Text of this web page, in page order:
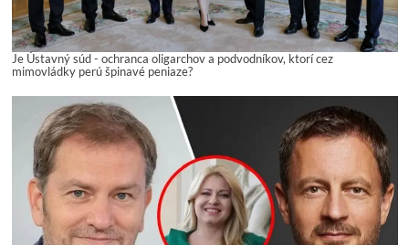
Je Ústavný súd - ochranca oligarchov a podvodníkov, ktorí cez
mimovládky perú špinavé peniaze?